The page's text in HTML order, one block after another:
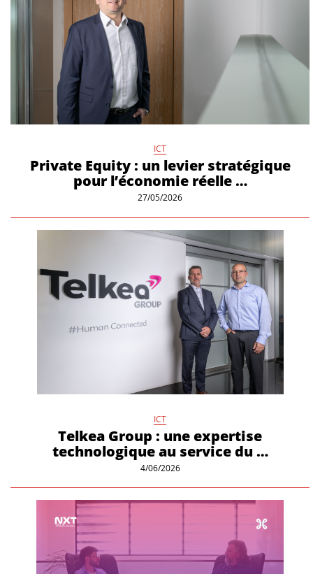
ICT
Private Equity : un levier stratégique
pour l’économie réelle …
27/05/2026
ICT
Telkea Group : une expertise
technologique au service du …
4/06/2026